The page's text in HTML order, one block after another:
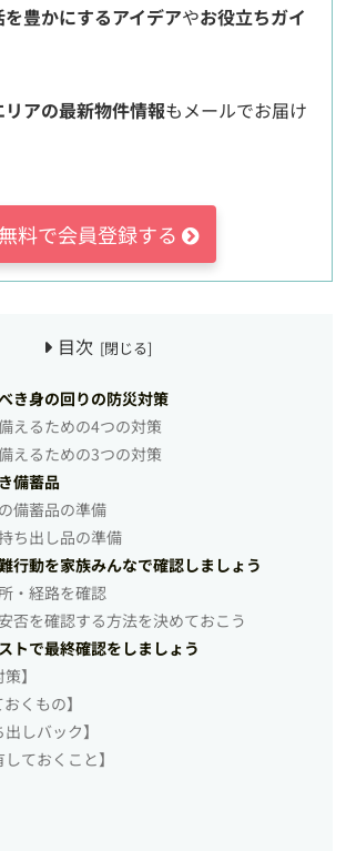
豊かにするアイデアやお役立ちガイ
リアの最新物件情報もメールでお届け
無料で会員登録する
目次
き身の回りの防災対策
えるための4つの対策
えるための3つの対策
備蓄品
備蓄品の準備
ち出し品の準備
動を家族みんなで確認しましょう
・経路を確認
を確認する方法を決めておこう
で最終確認をしましょう
】
くもの】
しバック】
しておくこと】